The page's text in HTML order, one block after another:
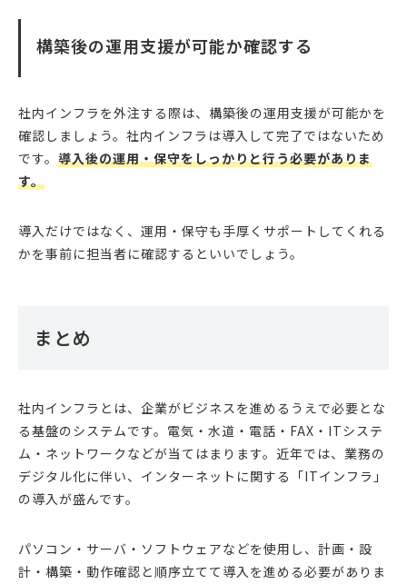
構築後の運用支援が可能か確認する
社内インフラを外注する際は、構築後の運用支援が可能かを
確認しましょう。社内インフラは導入して完了ではないため
です。 導入後の運用・保守をしっかりと行う必要がありま
す。
導入だけではなく、運用・保守も手厚くサポートしてくれる
かを事前に担当者に確認するといいでしょう。
まとめ
社内インフラとは、企業がビジネスを進めるうえで必要とな
る基盤のシステムです。電気・水道・電話・FAX・ITシステ
ム・ネットワークなどが当てはまります。近年では、業務の
デジタル化に伴い、インターネットに関する「ITインフラ」
の導入が盛んです。
パソコン・サーバ・ソフトウェアなどを使用し、計画・設
計・構築・動作確認と順序立てて導入を進める必要がありま